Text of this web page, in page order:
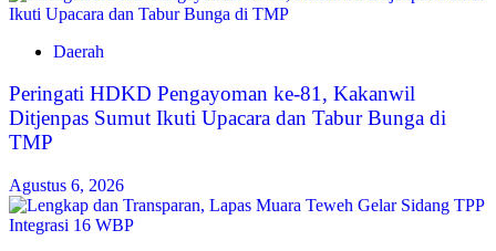
Daerah
Peringati HDKD Pengayoman ke-81, Kakanwil
Ditjenpas Sumut Ikuti Upacara dan Tabur Bunga di
TMP
Agustus 6, 2026